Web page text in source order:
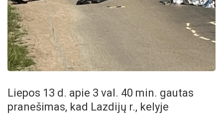
Liepos 13 d. apie 3 val. 40 min. gautas
pranešimas, kad Lazdijų r., kelyje